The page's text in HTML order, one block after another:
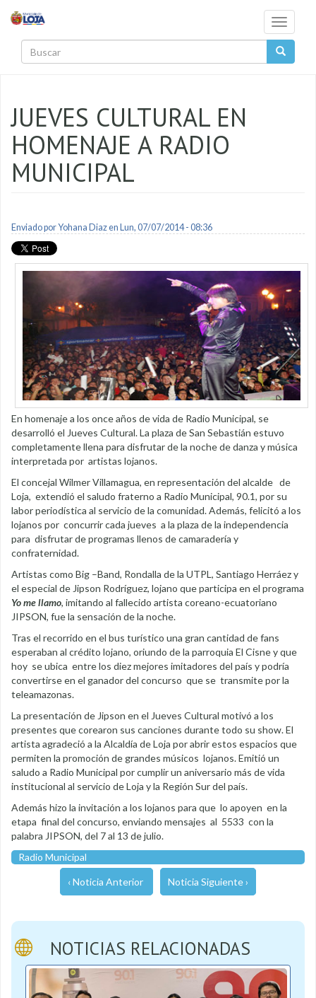
Toggle
JUEVES CULTURAL EN
HOMENAJE A RADIO
MUNICIPAL
Enviado porYohana Diazen Lun, 07/07/2014 - 08:36
En homenaje a los once años de vida de Radio Municipal, se
desarrolló el Jueves Cultural. La plaza de San Sebastián estuvo
completamente llena para disfrutar de la noche de danza y música
interpretada por artistas lojanos.
El concejal Wilmer Villamagua, en representación del alcalde de
Loja, extendió el saludo fraterno a Radio Municipal, 90.1, por su
labor periodística al servicio de la comunidad. Además, felicitó a los
lojanos por concurrir cada jueves a la plaza de la independencia
para disfrutar de programas llenos de camaradería y
confraternidad.
Artistas como Big –Band, Rondalla de la UTPL, Santiago Herráez y
el especial de Jipson Rodríguez, lojano que participa en el programa
Yo me llamo, imitando al fallecido artista coreano-ecuatoriano
JIPSON, fue la sensación de la noche.
Tras el recorrido en el bus turístico una gran cantidad de fans
esperaban al crédito lojano, oriundo de la parroquia El Cisne y que
hoy se ubica entre los diez mejores imitadores del país y podría
convertirse en el ganador del concurso que se transmite por la
teleamazonas.
La presentación de Jipson en el Jueves Cultural motivó a los
presentes que corearon sus canciones durante todo su show. El
artista agradeció a la Alcaldía de Loja por abrir estos espacios que
permiten la promoción de grandes músicos lojanos. Emitió un
saludo a Radio Municipal por cumplir un aniversario más de vida
institucional al servicio de Loja y la Región Sur del país.
Además hizo la invitación a los lojanos para que lo apoyen en la
etapa final del concurso, enviando mensajes al 5533 con la
palabra JIPSON, del 7 al 13 de julio.
Radio Municipal
‹ Noticia Anterior Noticia Siguiente ›
NOTICIAS RELACIONADAS